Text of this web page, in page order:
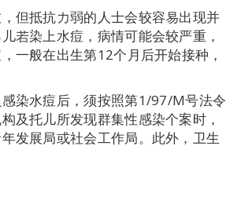
但抵抗力弱的人士会较容易出现并
若染上水痘，病情可能会较严重，
一般在出生第12个月后开始接种，
染水痘后，须按照第1/97/M号法令
及托儿所发现群集性感染个案时，
发展局或社会工作局。此外，卫生